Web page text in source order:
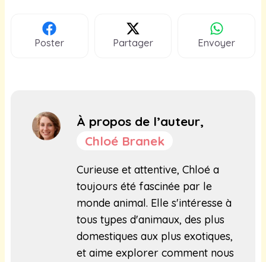
Poster Partager Envoyer
À propos de l’auteur,
Chloé Branek
Curieuse et attentive, Chloé a
toujours été fascinée par le
monde animal. Elle s'intéresse à
tous types d'animaux, des plus
domestiques aux plus exotiques,
et aime explorer comment nous